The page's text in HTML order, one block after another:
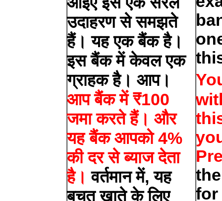
उदाहरण से समझते
हैं। यह एक बैंक है।
इस बैंक में केवल एक
ग्राहक है। आप।
आप बैंक में ₹100
जमा करते हैं। और
यह बैंक आपको 4%
की दर से ब्याज देता
है। वर्तमान में, यह
बचत खाते के लिए
for